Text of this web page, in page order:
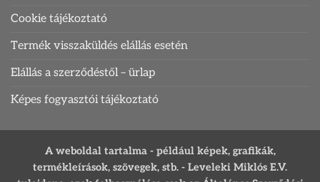
Cookie tájékoztató
Termék visszaküldés elállás esetén
Elállás a szerződéstől – ürlap
Képes fogyasztói tájékoztató
A weboldal tartalma - például képek, grafikák,
termékleírások, szövegek, stb. - Leveleki Miklós E.V.